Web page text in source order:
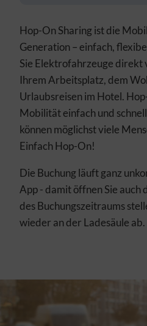
Hop-On Sharing ist die
Generation – einfach,
Sie Elektrofahrzeuge direkt
Ihrem Arbeitsplatz, dem
Urlaubsreisen im Hotel.
Mobilität einfach und
können möglichst viele
Einfach Hop-On!
Die Buchung läuft ganz
App - damit öffnen Sie auch
des Buchungszeitraums
wieder an der Ladesäule ab.